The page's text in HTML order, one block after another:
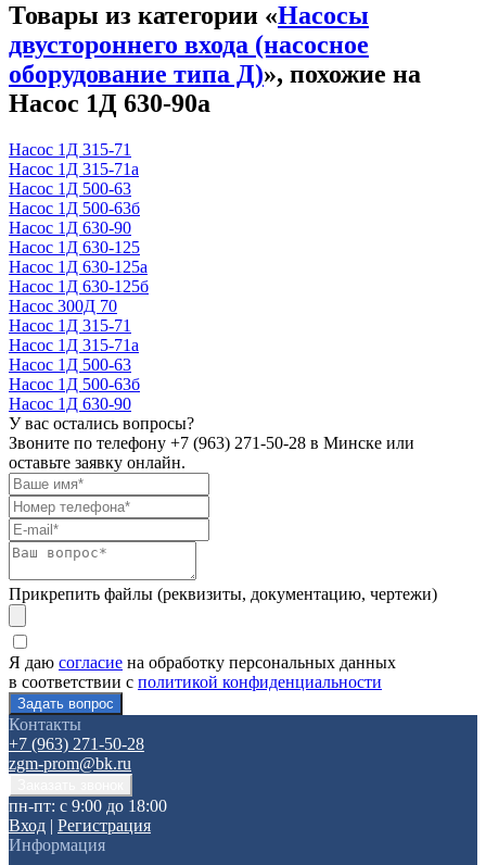
Товары из категории «Насосы
двустороннего входа (насосное
оборудование типа Д)», похожие на
Насос 1Д 630-90а
Насос 1Д 315-71
Насос 1Д 315-71а
Насос 1Д 500-63
Насос 1Д 500-63б
Насос 1Д 630-90
Насос 1Д 630-125
Насос 1Д 630-125а
Насос 1Д 630-125б
Насос 300Д 70
Насос 1Д 315-71
Насос 1Д 315-71а
Насос 1Д 500-63
Насос 1Д 500-63б
Насос 1Д 630-90
У вас остались вопросы?
Звоните по телефону +7 (963) 271-50-28 в Минске или
оставьте заявку онлайн.
Прикрепить файлы (реквизиты, документацию, чертежи)
Я даю согласие на обработку персональных данных
в соответствии с политикой конфиденциальности
Контакты
+7 (963) 271-50-28
zgm-prom@bk.ru
пн-пт: с 9:00 до 18:00
Вход | Регистрация
Информация